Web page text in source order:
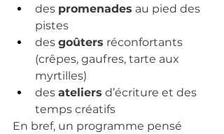
des promenades au pied des
pistes
des goûters réconfortants
(crêpes, gaufres, tarte aux
myrtilles)
des ateliers d’écriture et des
temps créatifs
En bref, un programme pensé